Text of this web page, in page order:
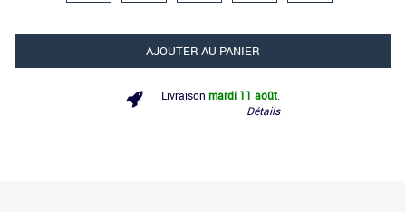
AJOUTER AU PANIER
Livraison mardi 11 août
Détails